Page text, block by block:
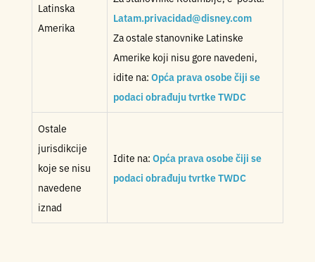
Latinska
Amerika
Latam.privacidad@disney.com
Za ostale stanovnike Latinske
Amerike koji nisu gore navedeni,
idite na: Opća prava osobe čiji se
podaci obrađuju tvrtke TWDC
Ostale
jurisdikcije
koje se nisu
navedene
iznad
Idite na: Opća prava osobe čiji se
podaci obrađuju tvrtke TWDC